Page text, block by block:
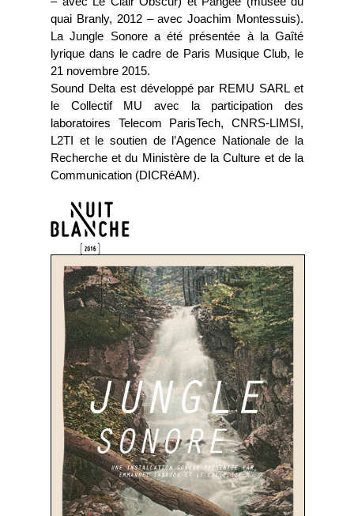
quai Branly, 2012 – avec Joachim Montessuis).
La Jungle Sonore a été présentée à la Gaîté
lyrique dans le cadre de Paris Musique Club, le
21 novembre 2015.
Sound Delta est développé par REMU SARL et
le Collectif MU avec la participation des
laboratoires Telecom ParisTech, CNRS-LIMSI,
L2TI et le soutien de l’Agence Nationale de la
Recherche et du Ministère de la Culture et de la
Communication (DICRéAM).